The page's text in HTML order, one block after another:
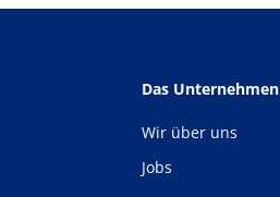
Das Unternehmen
Wir über uns
Jobs